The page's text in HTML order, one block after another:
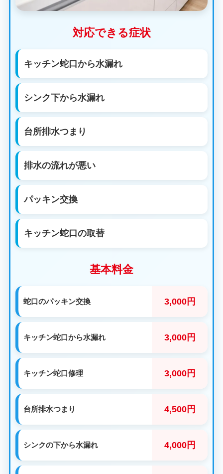
対応できる症状
キッチン蛇口から水漏れ
シンク下から水漏れ
台所排水つまり
排水の流れが悪い
パッキン交換
キッチン蛇口の取替
基本料金
蛇口のパッキン交換 3,000円
キッチン蛇口から水漏れ 3,000円
キッチン蛇口修理 3,000円
台所排水つまり 4,500円
シンクの下から水漏れ 4,000円